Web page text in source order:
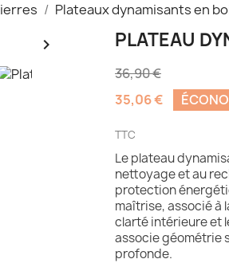
Plateaux dynamisants en
 PLATEAU
36,90 €
35,06 €
TTC
Le plateau
nettoyage et au
protection
maîtrise, associé à
clarté intérieure et
associe géométrie
profonde.